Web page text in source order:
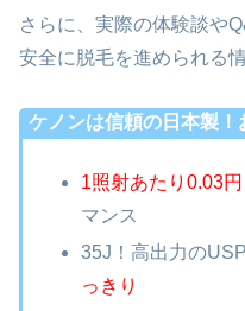
さらに、実際の体験談や
安全に脱毛を進められる
ケノンは信頼の日本製！
1照射あたり0.03円
マンス
35J！高出力の
っきり